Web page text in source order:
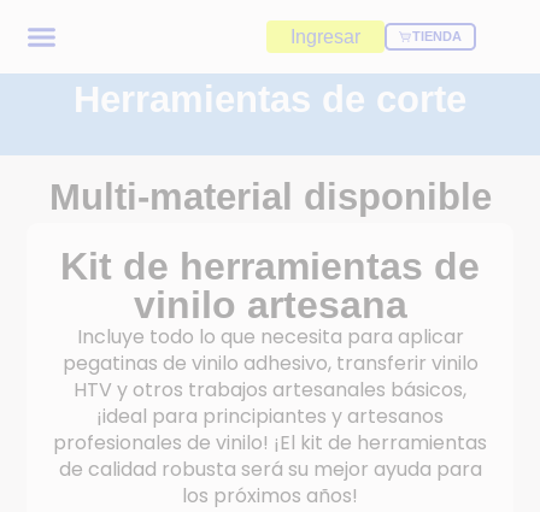
Ingresar TIENDA
Herramientas de corte
Multi-material disponible
Kit de herramientas de
vinilo artesana
Incluye todo lo que necesita para aplicar
pegatinas de vinilo adhesivo, transferir vinilo
HTV y otros trabajos artesanales básicos,
¡ideal para principiantes y artesanos
profesionales de vinilo! ¡El kit de herramientas
de calidad robusta será su mejor ayuda para
los próximos años!